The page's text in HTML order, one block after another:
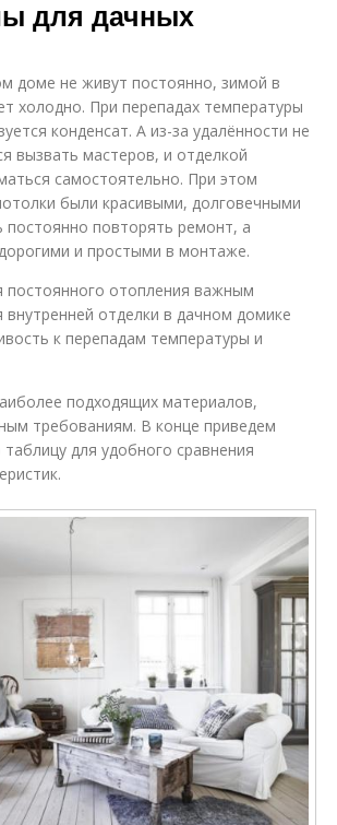
для дачных
доме не живут постоянно, зимой в
холодно. При перепадах температуры
конденсат. А из-за удалённости не
вызвать мастеров, и отделкой
самостоятельно. При этом
были красивыми, долговечными
постоянно повторять ремонт, а
и простыми в монтаже.
постоянного отопления важным
внутренней отделки в дачном домике
к перепадам температуры и
подходящих материалов,
требованиям. В конце приведем
для удобного сравнения